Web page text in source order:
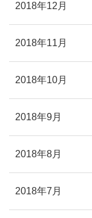
2018年12月
2018年11月
2018年10月
2018年9月
2018年8月
2018年7月